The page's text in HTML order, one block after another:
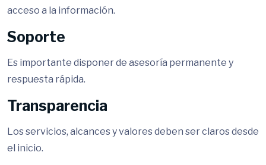
acceso a la información.
Soporte
Es importante disponer de asesoría permanente y
respuesta rápida.
Transparencia
Los servicios, alcances y valores deben ser claros desde
el inicio.